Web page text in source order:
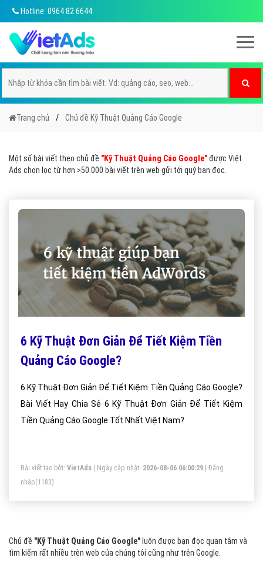
Hotline: 0964 82 6644
Trang chủ Chủ đề Kỹ Thuật Quảng Cáo Google
Một số bài viết theo chủ đề "Kỹ Thuật Quảng Cáo Google"được Việt
Ads chọn lọc từ hơn >50.000 bài viết trên web gửi tới quý bạn đọc.
6 Kỹ Thuật Đơn Giản Để Tiết Kiệm Tiền
Quảng Cáo Google?
6 Kỹ Thuật Đơn Giản Để Tiết Kiệm Tiền Quảng Cáo Google?
Bài Viết Hay Chia Sẻ 6 Kỹ Thuật Đơn Giản Để Tiết Kiệm
Tiền Quảng Cáo Google Tốt Nhất Việt Nam?
Bài viết tạo bởi: VietAds | Ngày cập nhật: 2026-08-06 06:00:29
Đăng
nhập(1183)
Chủ đề "Kỹ Thuật Quảng Cáo Google" luôn được bạn đọc quan tâm và
tìm kiếm rất nhiều trên web của chúng tôi cũng như trên Google.